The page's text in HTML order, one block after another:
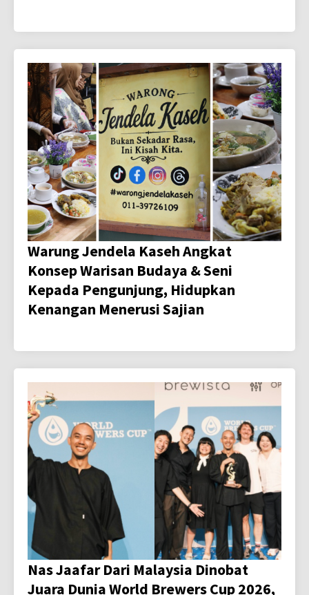
Warung Jendela Kaseh Angkat
Konsep Warisan Budaya & Seni
Kepada Pengunjung, Hidupkan
Kenangan Menerusi Sajian
Nas Jaafar Dari Malaysia Dinobat
Juara Dunia World Brewers Cup 2026,